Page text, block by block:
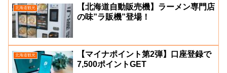
北海道観光
【北海道自動販売機】ラーメン専門店
の味”ラ販機”登場！
北海道観光
【マイナポイント第2弾】口座登録で
7,500ポイントGET